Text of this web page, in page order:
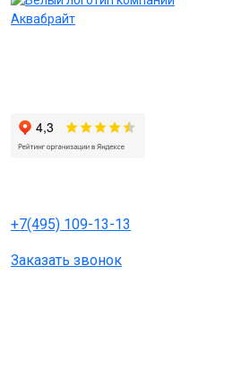
+7(495) 109-13-13
Заказать звонок